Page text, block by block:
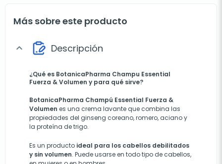
Más sobre este producto
expand_more Descripción
¿Qué es BotanicaPharma Champu Essential
Fuerza & Volumen y para qué sirve?
BotanicaPharma Champú Essential Fuerza &
Volumen es una crema lavante que combina las
propiedades del ginseng coreano, romero, aciano y
la proteína de trigo.
Es un producto ideal para los cabellos debilitados
y sin volumen. Puede usarse en todo tipo de cabellos,